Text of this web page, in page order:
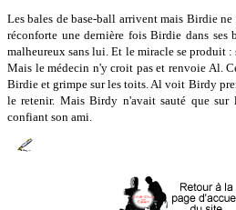
Les bales de base-ball arrivent mais Birdie
réconforte une dernière fois Birdie dans
malheureux sans lui. Et le miracle se produit
Mais le médecin n'y croit pas et renvoie Al.
Birdie et grimpe sur les toits. Al voit Birdy
le retenir. Mais Birdy n'avait sauté que sur
confiant son ami.